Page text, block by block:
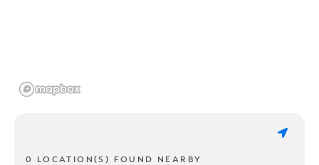
0 LOCATION(S) FOUND NEARBY